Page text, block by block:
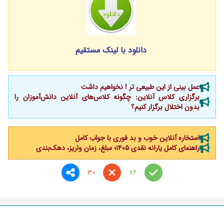
دانلود با لینک مستقیم
عمل بینی از این طبیعی تر ! نخواهیم داشت
برگزاری کلاس آنلاین: چگونه کلاس‌های آنلاین دانش‌آموزان را
بدون اختلال برگزار کنیم؟
استخاره آنلاین خوب و بد فوری با جواب کامل
راهنمای کامل یارانه نقدی ۱۴۰۵؛ مبلغ، زمان واریز، دهک‌بندی
76
30